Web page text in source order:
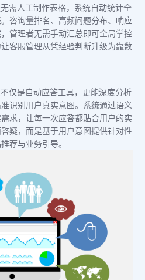
需人工制作表格，系统自动统计全
咨询量排名、高频问题分布、响应
管理者无需手动汇总即可全局掌控
客服管理从凭经验判断升级为靠数
仅是自动应答工具，更能深度分析
识别用户真实意图。系统通过语义
求，让每一次应答都贴合用户的实
疑，而是基于用户意图提供针对性
荐与业务引导。